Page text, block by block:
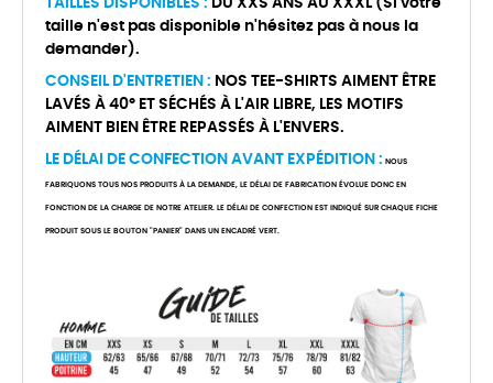
TAILLES DISPONIBLES : DU XXS ANS AU XXXL (Si votre
taille n'est pas disponible n'hésitez pas à nous la
demander).
CONSEIL D'ENTRETIEN : NOS TEE-SHIRTS AIMENT ÊTRE
LAVÉS À 40° ET SÉCHÉS À L'AIR LIBRE, LES MOTIFS
AIMENT BIEN ÊTRE REPASSÉS À L'ENVERS.
LE DÉLAI DE CONFECTION AVANT EXPÉDITION : NOUS
FABRIQUONS TOUS NOS PRODUITS À LA DEMANDE, LE DÉLAI DE FABRICATION ÉVOLUE DONC EN
FONCTION DE LA CHARGE DE NOTRE ATELIER. LE DÉLAI DE CONFECTION EST INDIQUÉ SUR CHAQUE FICHE
PRODUIT SOUS LE BOUTON "PANIER" DANS UN ENCADRÉ VERT.